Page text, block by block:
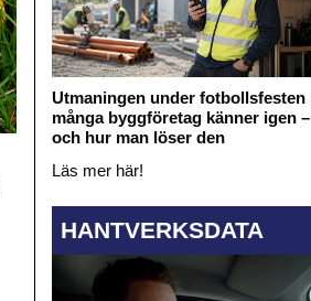
Utmaningen under fotbollsfesten
många byggföretag känner igen –
och hur man löser den
Läs mer här!
HANTVERKSDATA